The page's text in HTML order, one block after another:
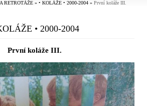
RETROTÁŽE » • KOLÁŽE • 2000-2004 » První koláže III.
• 2000-2004
První koláže III.